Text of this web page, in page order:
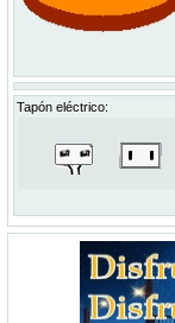
Tapón eléctrico: